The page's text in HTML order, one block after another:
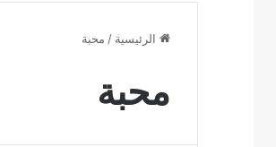
الرئيسية / محبة
محبة